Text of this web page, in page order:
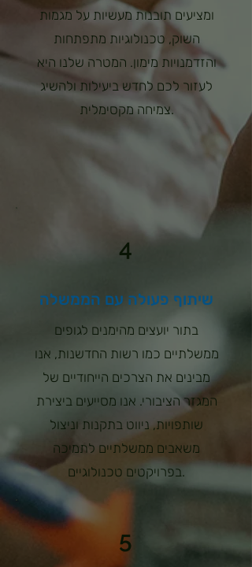
ומציעים תובנות מעשיות על מגמות
השוק, טכנולוגיות מתפתחות
והזדמנויות מימון. המטרה שלנו היא
לעזור לכם לחדש ביעילות ולהשיג
צמיחה מקסימלית.
4
שיתוף פעולה עם הממשלה
בתור יועצים מהימנים לגופים
ממשלתיים כמו רשות החדשנות, אנו
מבינים את הצרכים הייחודיים של
המגזר הציבורי. אנו מסייעים ביצירת
שותפויות, ניווט בתקנות וניצול
משאבים ממשלתיים לתמיכה
בפרויקטים טכנולוגיים.
5